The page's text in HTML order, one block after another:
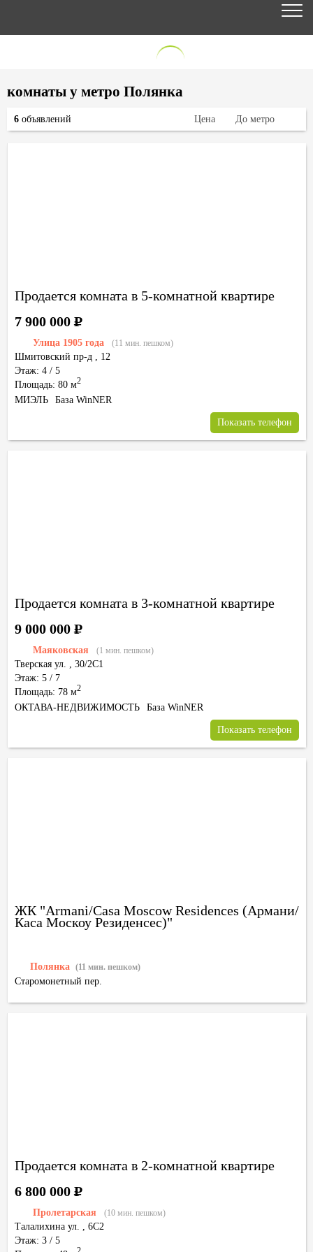
комнаты у метро Полянка
Продается комната в 5-комнатной квартире
Улица 1905 года (11 мин. пешком)
Шмитовский пр-д , 12
Этаж: 4 / 5
Площадь: 80 м2
7 900 000Р
МИЭЛЬ База WinNER
Показать телефон
Продается комната в 3-комнатной квартире
Маяковская (1 мин. пешком)
Тверская ул. , 30/2С1
Этаж: 5 / 7
Площадь: 78 м2
9 000 000Р
ОКТАВА-НЕДВИЖИМОСТЬ База WinNER
Показать телефон
ЖК "Armani/Casa Moscow Residences (Армани/
Каса Москоу Резиденсес)"
Полянка (11 мин. пешком)
Старомонетный пер.
Продается комната в 2-комнатной квартире
Пролетарская (10 мин. пешком)
Талалихина ул. , 6С2
Этаж: 3 / 5
6 800 000Р
6 объявлений Цена До метро